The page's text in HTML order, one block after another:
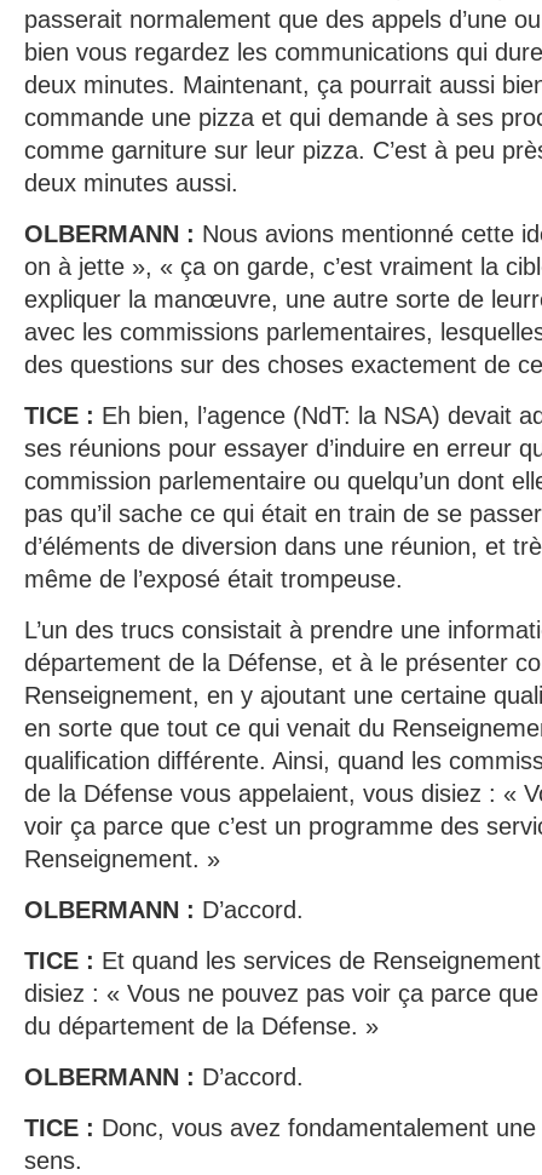
passerait normalement que des appels d’une
bien vous regardez les communications qui
deux minutes. Maintenant, ça pourrait aussi
commande une pizza et qui demande à ses
comme garniture sur leur pizza. C’est à peu
deux minutes aussi.
OLBERMANN : Nous avions mentionné cette
on à jette », « ça on garde, c’est vraiment la
expliquer la manœuvre, une autre sorte de
avec les commissions parlementaires,
des questions sur des choses exactement de
TICE : Eh bien, l’agence (NdT: la NSA) devait
ses réunions pour essayer d’induire en erreur
commission parlementaire ou quelqu’un dont
pas qu’il sache ce qui était en train de se
d’éléments de diversion dans une réunion, et
même de l’exposé était trompeuse.
L’un des trucs consistait à prendre une
département de la Défense, et à le présenter
Renseignement, en y ajoutant une certaine
en sorte que tout ce qui venait du
qualification différente. Ainsi, quand les
de la Défense vous appelaient, vous disiez : «
voir ça parce que c’est un programme des
Renseignement. »
OLBERMANN : D’accord.
TICE : Et quand les services de
disiez : « Vous ne pouvez pas voir ça parce
du département de la Défense. »
OLBERMANN : D’accord.
TICE : Donc, vous avez fondamentalement
sens.